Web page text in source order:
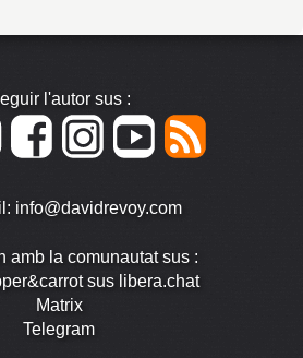
l'autor sus :
info@davidrevoy.com
amb la comunautat sus :
sus libera.chat
Matrix
Telegram